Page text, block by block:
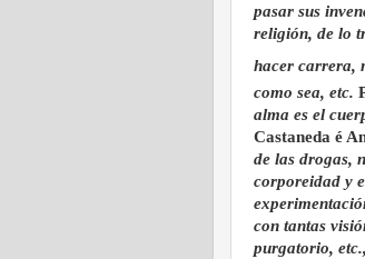
pasar sus
religión, de lo
hacer carrera,
como sea, etc.
alma es el
Castaneda é
de las drogas,
corporeidad y
con tantas
purgatorio,